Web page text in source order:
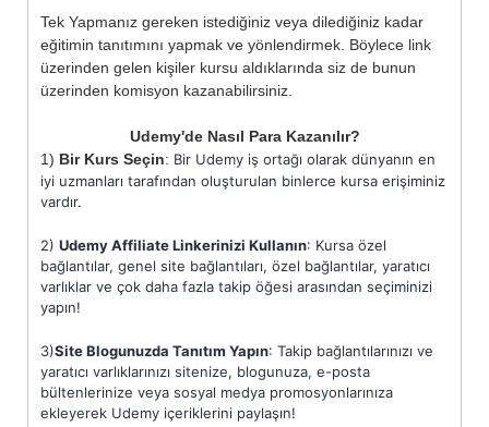
Tek Yapmanız gereken istediğiniz veya dilediğiniz kadar
eğitimin tanıtımını yapmak ve yönlendirmek. Böylece link
üzerinden gelen kişiler kursu aldıklarında siz de bunun
üzerinden komisyon kazanabilirsiniz.
Udemy'de Nasıl Para Kazanılır?
1) Bir Kurs Seçin: Bir Udemy iş ortağı olarak dünyanın en
iyi uzmanları tarafından oluşturulan binlerce kursa erişiminiz
vardır.
2) Udemy Affiliate Linkerinizi Kullanın: Kursa özel
bağlantılar, genel site bağlantıları, özel bağlantılar, yaratıcı
varlıklar ve çok daha fazla takip öğesi arasından seçiminizi
yapın!
3)Site Blogunuzda Tanıtım Yapın: Takip bağlantılarınızı ve
yaratıcı varlıklarınızı sitenize, blogunuza, e-posta
bültenlerinize veya sosyal medya promosyonlarınıza
ekleyerek Udemy içeriklerini paylaşın!